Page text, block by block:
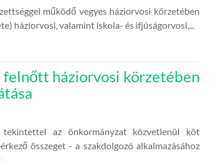
működő vegyes háziorvosi körzetében
háziorvosi, valamint iskola- és ifjúságorvosi,...
felnőtt háziorvosi körzetében
tekintettel az önkormányzat közvetlenül köt
összeget - a szakdolgozó alkalmazásához